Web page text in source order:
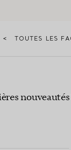
< TOUTES LES